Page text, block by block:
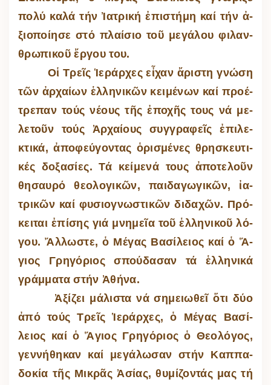
πολύ καλά τήν Ἰ­α­τρική ἐ­πι­στήμη καί τήν ἀ­
ξι­ο­ποί­ησε στό πλαί­σιο τοῦ με­γά­λου φι­λαν­
θρω­πι­κοῦ ἔρ­γου του.
Οἱ Τρεῖς Ἱ­ε­ράρ­χες εἶ­χαν ἄ­ρι­στη γνώση
τῶν ἀρ­χαίων ἑλ­λη­νι­κῶν κει­μέ­νων καί προ­έ­
τρε­παν τούς νέ­ους τῆς ἐ­πο­χῆς τους νά με­
λε­τοῦν τούς Ἀρ­χαί­ους συγ­γρα­φεῖς ἐ­πι­λε­
κτικά, ἀ­πο­φεύ­γον­τας ὁ­ρι­σμέ­νες θρη­σκευ­τι­
κές δο­ξα­σίες. Τά κεί­μενά τους ἀ­πο­τε­λοῦν
θη­σαυρό θε­ο­λο­γι­κῶν, παι­δα­γω­γι­κῶν, ἰ­α­
τρι­κῶν καί φυ­σι­ο­γνω­στι­κῶν δι­δα­χῶν. Πρό­
κει­ται ἐ­πί­σης γιά μνη­μεῖα τοῦ ἑλ­λη­νι­κοῦ λό­
γου. Ἄλ­λω­στε, ὁ Μέ­γας Βα­σί­λειος καί ὁ Ἅ­
γιος Γρη­γό­ριος σπού­δα­σαν τά ἑλ­λη­νικά
γράμ­ματα στήν Ἀ­θήνα.
Ἀ­ξί­ζει μά­λι­στα νά ση­μει­ω­θεῖ ὅ­τι ­δύο
ἀπό τούς Τρεῖς Ἱ­ε­ράρ­χες, ὁ Μέ­γας Βα­σί­
λειος καί ὁ Ἅ­γιος Γρη­γό­ριος ὁ Θε­ο­λό­γος,
γεν­νή­θη­καν καί με­γά­λω­σαν στήν Καπ­πα­
δο­κία τῆς Μι­κρᾶς Ἀσίας, θυ­μί­ζον­τάς μας τή